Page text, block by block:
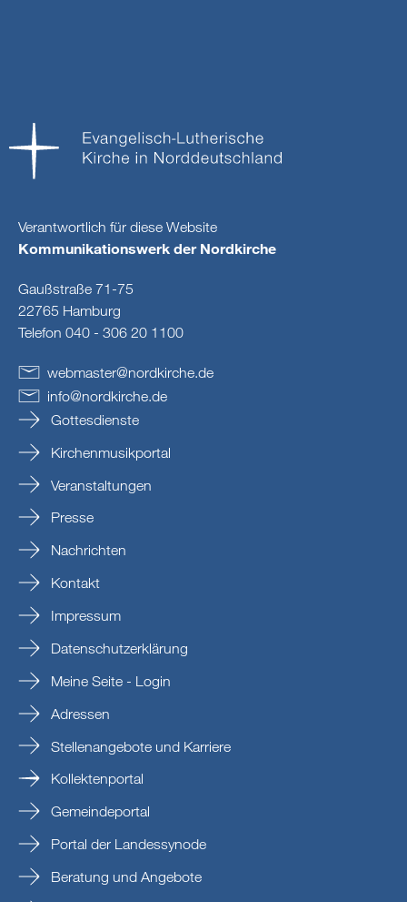
Verantwortlich für diese Website
Kommunikationswerk der Nordkirche
Gaußstraße 71-75
22765 Hamburg
Telefon 040 - 306 20 1100
webmaster@nordkirche.de
info@nordkirche.de
Gottesdienste
Kirchenmusikportal
Veranstaltungen
Presse
Nachrichten
Kontakt
Impressum
Datenschutzerklärung
Meine Seite - Login
Adressen
Stellenangebote und Karriere
Kollektenportal
Gemeindeportal
Portal der Landessynode
Beratung und Angebote